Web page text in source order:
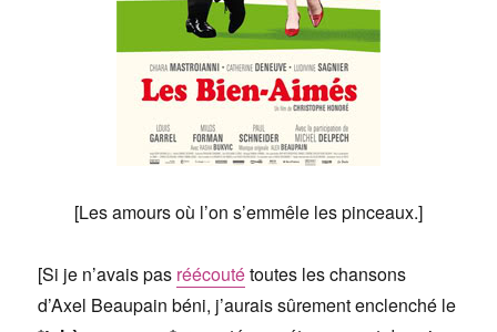
[Les amours où l’on s’emmêle les pinceaux.]
[Si je n’avais pas réécoutétoutes les chansons
d’Axel Beaupain béni, j’aurais sûrement enclenché le